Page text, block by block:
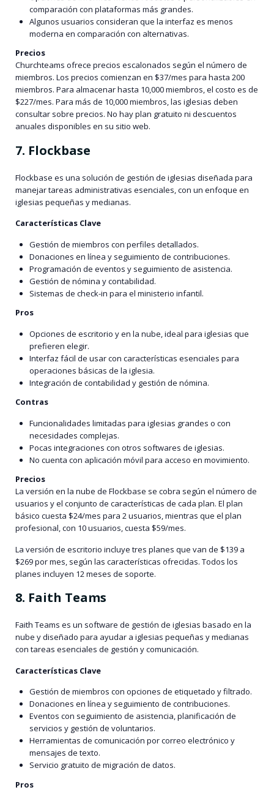
comparación con plataformas más grandes.
Algunos usuarios consideran que la interfaz es menos
moderna en comparación con alternativas.
Precios
Churchteams ofrece precios escalonados según el número de
miembros. Los precios comienzan en $37/mes para hasta 200
miembros. Para almacenar hasta 10,000 miembros, el costo es de
$227/mes. Para más de 10,000 miembros, las iglesias deben
consultar sobre precios. No hay plan gratuito ni descuentos
anuales disponibles en su sitio web.
7. Flockbase
Flockbase es una solución de gestión de iglesias diseñada para
manejar tareas administrativas esenciales, con un enfoque en
iglesias pequeñas y medianas.
Características Clave
Gestión de miembros con perfiles detallados.
Donaciones en línea y seguimiento de contribuciones.
Programación de eventos y seguimiento de asistencia.
Gestión de nómina y contabilidad.
Sistemas de check-in para el ministerio infantil.
Pros
Opciones de escritorio y en la nube, ideal para iglesias que
prefieren elegir.
Interfaz fácil de usar con características esenciales para
operaciones básicas de la iglesia.
Integración de contabilidad y gestión de nómina.
Contras
Funcionalidades limitadas para iglesias grandes o con
necesidades complejas.
Pocas integraciones con otros softwares de iglesias.
No cuenta con aplicación móvil para acceso en movimiento.
Precios
La versión en la nube de Flockbase se cobra según el número de
usuarios y el conjunto de características de cada plan. El plan
básico cuesta $24/mes para 2 usuarios, mientras que el plan
profesional, con 10 usuarios, cuesta $59/mes.
La versión de escritorio incluye tres planes que van de $139 a
$269 por mes, según las características ofrecidas. Todos los
planes incluyen 12 meses de soporte.
8. Faith Teams
Faith Teams es un software de gestión de iglesias basado en la
nube y diseñado para ayudar a iglesias pequeñas y medianas
con tareas esenciales de gestión y comunicación.
Características Clave
Gestión de miembros con opciones de etiquetado y filtrado.
Donaciones en línea y seguimiento de contribuciones.
Eventos con seguimiento de asistencia, planificación de
servicios y gestión de voluntarios.
Herramientas de comunicación por correo electrónico y
mensajes de texto.
Servicio gratuito de migración de datos.
Pros